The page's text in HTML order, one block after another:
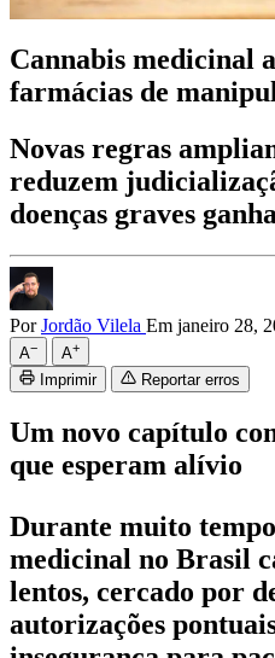
Cannabis medicinal
farmácias de
Novas regras
reduzem
doenças graves
PorJordão Vilela Em janeiro 28,
A− A+
Imprimir Reportar erros
Um novo capítulo
que esperam alívio
Durante muito
medicinal no Brasil
lentos, cercado por
autorizações